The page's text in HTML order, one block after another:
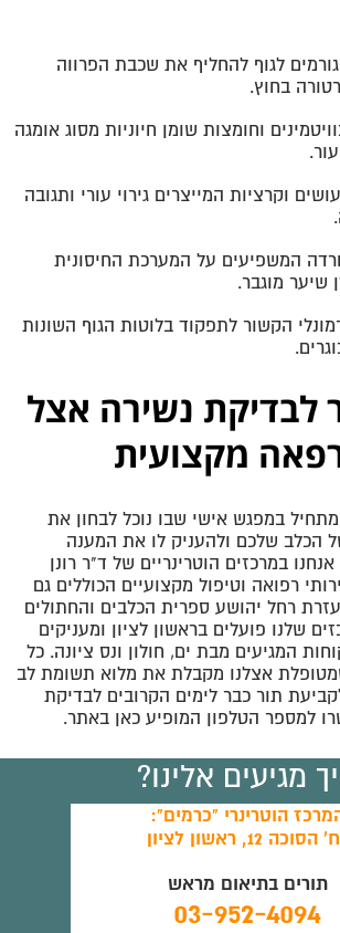
לגוף להחליף את שכבת הפרווה
בחוץ.
וחומצות שומן חיוניות מסוג אומגה
וקרציות המייצרים גירוי עורי ותגובה
המשפיעים על המערכת החיסונית
שיער מוגבר.
הקשור לתפקוד בלוטות הגוף השונות
לבדיקת נשירה אצל
מקצועית
במפגש אישי שבו נוכל לבחון את
הכלב שלכם ולהעניק לו את המענה
במרכזים הוטרינריים של ד"ר רונן
רפואה וטיפול מקצועיים הכוללים גם
רחל יהושע ספרית הכלבים והחתולים
שלנו פועלים בראשון לציון ומעניקים
המגיעים מבת ים, חולון ונס ציונה. כל
אצלנו מקבלת את מלוא תשומת לב
תור כבר לימים הקרובים לבדיקת
למספר הטלפון המופיע כאן באתר.
מגיעים אלינו?
הוטרינרי "כרמים":
12, ראשון לציון
תורים בתיאום מראש
03-952-4094